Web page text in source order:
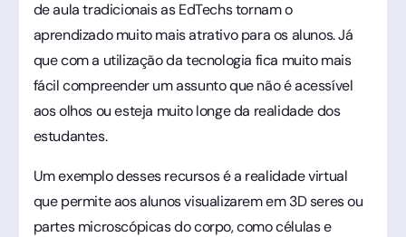
de aula tradicionais as EdTechs tornam o
aprendizado muito mais atrativo para os alunos. Já
que com a utilização da tecnologia fica muito mais
fácil compreender um assunto que não é acessível
aos olhos ou esteja muito longe da realidade dos
estudantes.
Um exemplo desses recursos é a realidade virtual
que permite aos alunos visualizarem em 3D seres ou
partes microscópicas do corpo, como células e